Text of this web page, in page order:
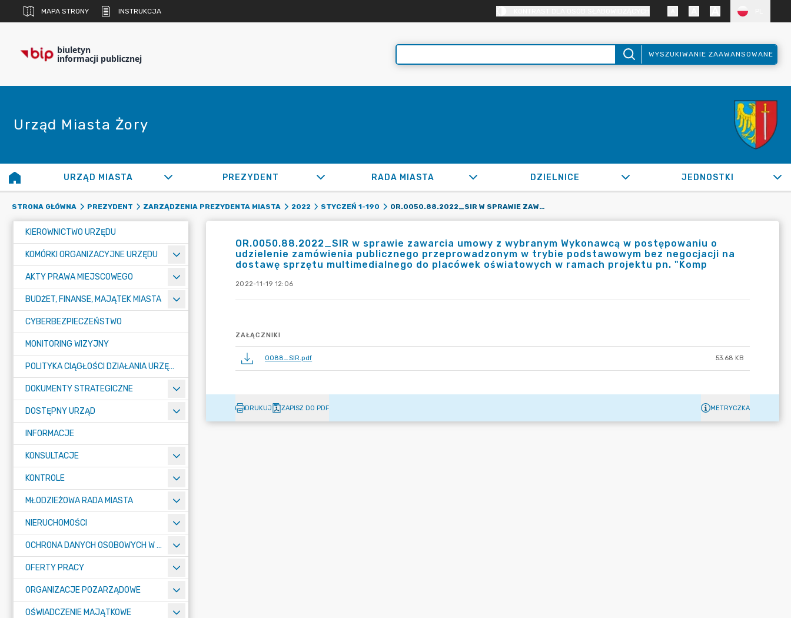
MAPA STRONY INSTRUKCJA
biuletyn
informacji publicznej WYSZUKIWANIE ZAAWANSOWANE
Urząd Miasta Żory
URZĄD MIASTA PREZYDENT RADA MIASTA DZIELNICE JEDNOSTKI
STRONA GŁÓWNA PREZYDENT ZARZĄDZENIA PREZYDENTA MIASTA 2022 STYCZEŃ 1-190 OR.0050.88.2022_SIR W SPRAWIE ZAWARCIA UMOWY Z WYBRANYM WYKONAWCĄ W POSTĘPOWANIU O UDZIELENIE ZAMÓWIENIA PUBLICZNEGO PRZEPROWADZONYM W TRYBIE PODSTAWOWYM BEZ NEGOCJACJI NA DOSTAWĘ SPRZĘTU MULTIMEDIALNEGO DO PLACÓWEK OŚWIATOWYCH W RAMACH PROJEKTU PN. "KOMP
KIEROWNICTWO URZĘDU
KOMÓRKI ORGANIZACYJNE URZĘDU
AKTY PRAWA MIEJSCOWEGO
BUDŻET, FINANSE, MAJĄTEK MIASTA
CYBERBEZPIECZEŃSTWO
MONITORING WIZYJNY
POLITYKA CIĄGŁOŚCI DZIAŁANIA URZĘDU MIASTA ŻORY
DOKUMENTY STRATEGICZNE
DOSTĘPNY URZĄD
INFORMACJE
KONSULTACJE
KONTROLE
MŁODZIEŻOWA RADA MIASTA
NIERUCHOMOŚCI
OCHRONA DANYCH OSOBOWYCH W URZĘDZIE MIASTA ŻORY - RODO
OFERTY PRACY
ORGANIZACJE POZARZĄDOWE
OŚWIADCZENIE MAJĄTKOWE
OR.0050.88.2022_SIR w sprawie zawarcia umowy z wybranym Wykonawcą w postępowaniu o
udzielenie zamówienia publicznego przeprowadzonym w trybie podstawowym bez negocjacji na
dostawę sprzętu multimedialnego do placówek oświatowych w ramach projektu pn. "Komp
2022-11-19 12:06
ZAŁĄCZNIKI
0088_SIR.pdf 53.68 KB
DRUKUJ ZAPISZ DO PDF METRYCZKA